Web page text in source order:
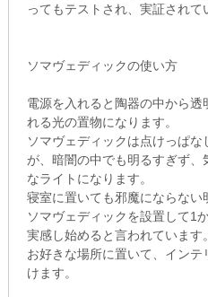
ってもテストされ、実証されて
ソマヴェディックの使い方
電源を入れると陶器の中から
れる光の置物になります。
ソマヴェディックは点けっぱ
が、暗闇の中でも明るすぎず
なライトになります。
寝室に置いても邪魔にならない
ソマヴェディックを設置して1
実感し始めると言われています。
お好きな場所に置いて、イン
けます。